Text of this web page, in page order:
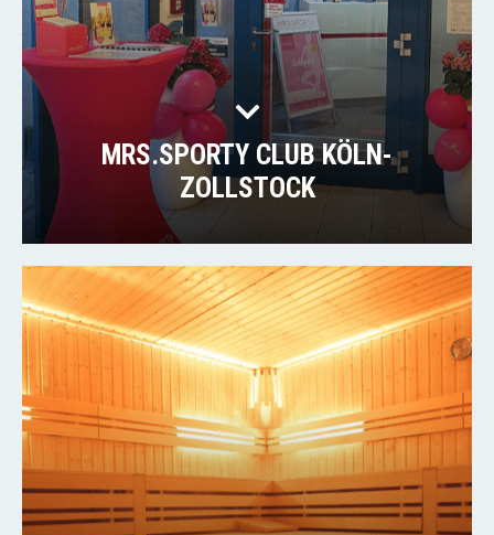
MRS.SPORTY CLUB KÖLN-
ZOLLSTOCK